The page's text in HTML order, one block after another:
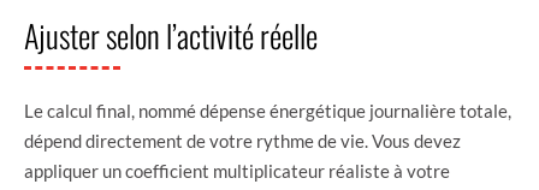
Ajuster selon l’activité réelle
Le calcul final, nommé dépense énergétique journalière totale,
dépend directement de votre rythme de vie. Vous devez
appliquer un coefficient multiplicateur réaliste à votre